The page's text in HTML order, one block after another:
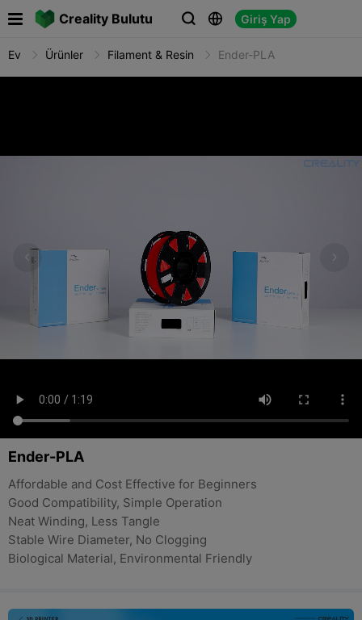
Creality Bulutu   Giriş Yap
Ev Ürünler Filament & Resin Ender-PLA
Ender-PLA
Affordable and Cost Effective for Beginners
Good Compatibility, Simple Operation
Neat Winding, Less Tangle
Stable Wire Diameter, No Clogging
Biological Material, Environmental Friendly